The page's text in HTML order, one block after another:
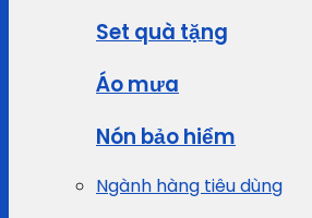
Set quà tặng
Áo mưa
Nón bảo hiểm
Ngành hàng tiêu dùng